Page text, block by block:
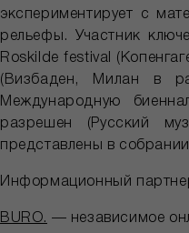
экспериментирует с
рельефы. Участник
Roskilde festival
(Визбаден, Милан в
Международную
разрешен (Русский
представлены в
Информационный
BURO. — независимое